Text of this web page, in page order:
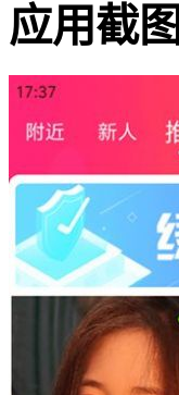
应用截图